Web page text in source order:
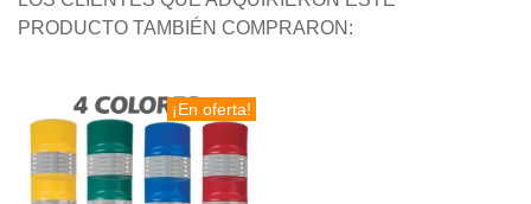
PRODUCTO TAMBIÉN COMPRARON:
¡En oferta!